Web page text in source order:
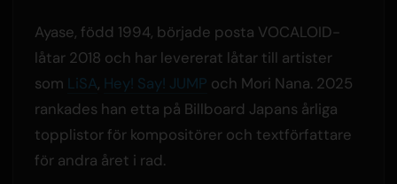
Ayase, född 1994, började posta VOCALOID-
låtar 2018 och har levererat låtar till artister
som LiSA, Hey! Say! JUMP och Mori Nana. 2025
rankades han etta på Billboard Japans årliga
topplistor för kompositörer och textförfattare
för andra året i rad.